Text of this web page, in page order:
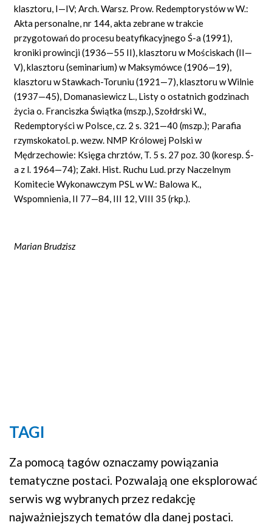
klasztoru, I—IV; Arch. Warsz. Prow. Redemptorystów w W.:
Akta personalne, nr 144, akta zebrane w trakcie
przygotowań do procesu beatyfikacyjnego Ś-a (1991),
kroniki prowincji (1936—55 II), klasztoru w Mościskach (II—
V), klasztoru (seminarium) w Maksymówce (1906—19),
klasztoru w Stawkach-Toruniu (1921—7), klasztoru w Wilnie
(1937—45), Domanasiewicz L., Listy o ostatnich godzinach
życia o. Franciszka Świątka (mszp.), Szołdrski W.,
Redemptoryści w Polsce, cz. 2 s. 321—40 (mszp.); Parafia
rzymskokatol. p. wezw. NMP Królowej Polski w
Mędrzechowie: Księga chrztów, T. 5 s. 27 poz. 30 (koresp. Ś-
a z l. 1964—74); Zakł. Hist. Ruchu Lud. przy Naczelnym
Komitecie Wykonawczym PSL w W.: Balowa K.,
Wspomnienia, II 77—84, III 12, VIII 35 (rkp.).
Marian Brudzisz
TAGI
Za pomocą tagów oznaczamy powiązania
tematyczne postaci. Pozwalają one eksplorować
serwis wg wybranych przez redakcję
najważniejszych tematów dla danej postaci.